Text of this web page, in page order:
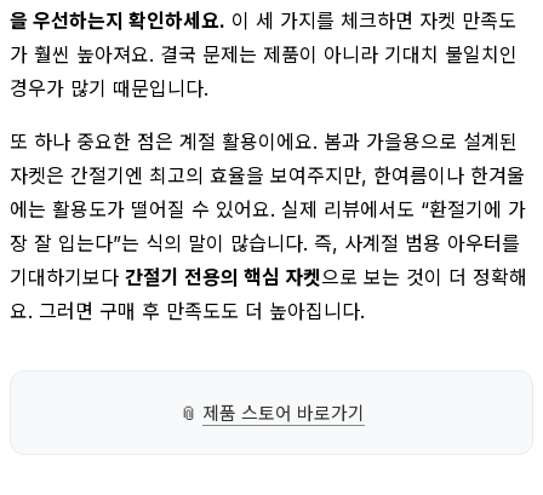
을 우선하는지 확인하세요. 이 세 가지를 체크하면 자켓 만족도
가 훨씬 높아져요. 결국 문제는 제품이 아니라 기대치 불일치인
경우가 많기 때문입니다.
또 하나 중요한 점은 계절 활용이에요. 봄과 가을용으로 설계된
자켓은 간절기엔 최고의 효율을 보여주지만, 한여름이나 한겨울
에는 활용도가 떨어질 수 있어요. 실제 리뷰에서도 “환절기에 가
장 잘 입는다”는 식의 말이 많습니다. 즉, 사계절 범용 아우터를
기대하기보다 간절기 전용의 핵심 자켓으로 보는 것이 더 정확해
요. 그러면 구매 후 만족도도 더 높아집니다.
📎 제품 스토어 바로가기